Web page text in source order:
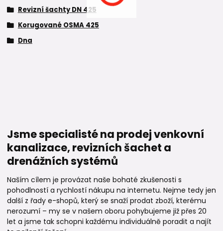
Revizní šachty DN 425
Korugované OSMA 425
Dna
Jsme specialisté na prodej venkovní
kanalizace, revizních šachet a
drenážních systémů
Naším cílem je provázat naše bohaté zkušenosti s
pohodlností a rychlostí nákupu na internetu. Nejme tedy jen
další z řady e-shopů, který se snaží prodat zboží, kterému
nerozumí – my se v našem oboru pohybujeme již přes 20
let a jsme tak schopni každému individuálně poradit a najít